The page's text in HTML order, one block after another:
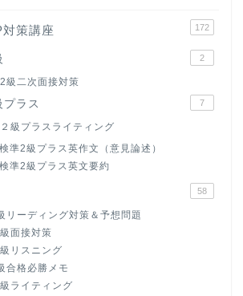
策講座 172
2
級二次面接対策
ラス 7
級プラスライティング
準2級プラス英作文（意見論述）
準2級プラス英文要約
58
リーディング対策＆予想問題
面接対策
リスニング
合格必勝メモ
ライティング